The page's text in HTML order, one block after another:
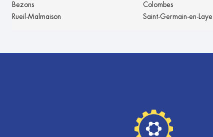
GARAGE DU CENTRE
Bezons
Rueil-Malmaison
Colombes
Saint-Germain-en-Laye